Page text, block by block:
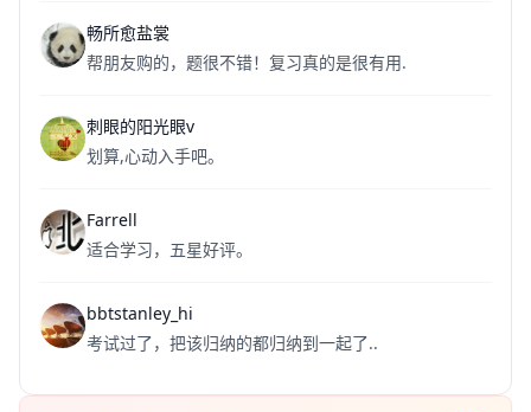
畅所愈盐裳
帮朋友购的，题很不错！复习真的是很有用.
刺眼的阳光眼v
划算,心动入手吧。
Farrell
适合学习，五星好评。
bbtstanley_hi
考试过了，把该归纳的都归纳到一起了..